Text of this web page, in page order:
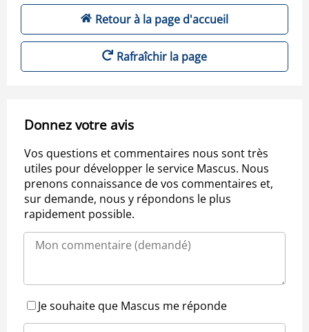
Retour à la page d'accueil
Rafraîchir la page
Donnez votre avis
Vos questions et commentaires nous sont très
utiles pour développer le service Mascus. Nous
prenons connaissance de vos commentaires et,
sur demande, nous y répondons le plus
rapidement possible.
Je souhaite que Mascus me réponde